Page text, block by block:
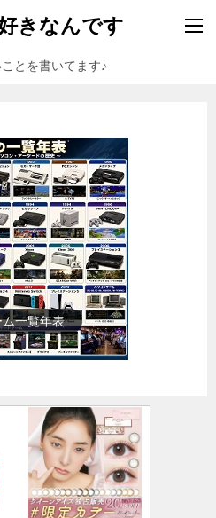
きなんです
とを書いてます♪
一覧年表